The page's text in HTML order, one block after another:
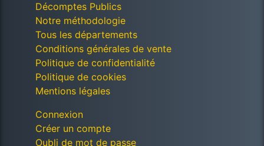
Décomptes Publics
Notre méthodologie
Tous les départements
Conditions générales de vente
Politique de confidentialité
Politique de cookies
Mentions légales
Connexion
Créer un compte
Oubli de mot de passe